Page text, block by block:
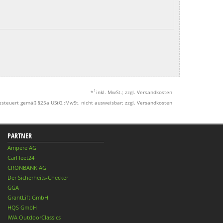
* 1 inkl. MwSt.; zzgl. Versandkosten
gemäß §25a UStG.;MwSt. nicht ausweisbar; zzgl. Versandkosten
PARTNER
Ampere AG
CarFleet24
CRONBANK AG
Der Sicherheits-Checker
GGA
GrantLift GmbH
HQS GmbH
IWA OutdoorClassics